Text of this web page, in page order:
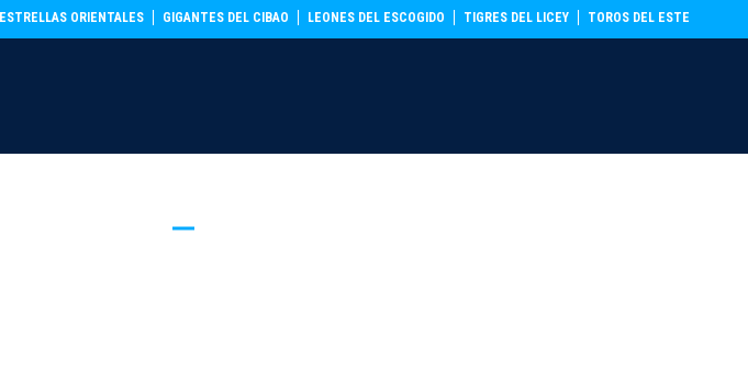
ESTRELLAS ORIENTALES GIGANTES DEL CIBAO LEONES DEL ESCOGIDO TIGRES DEL LICEY TOROS DEL ESTE